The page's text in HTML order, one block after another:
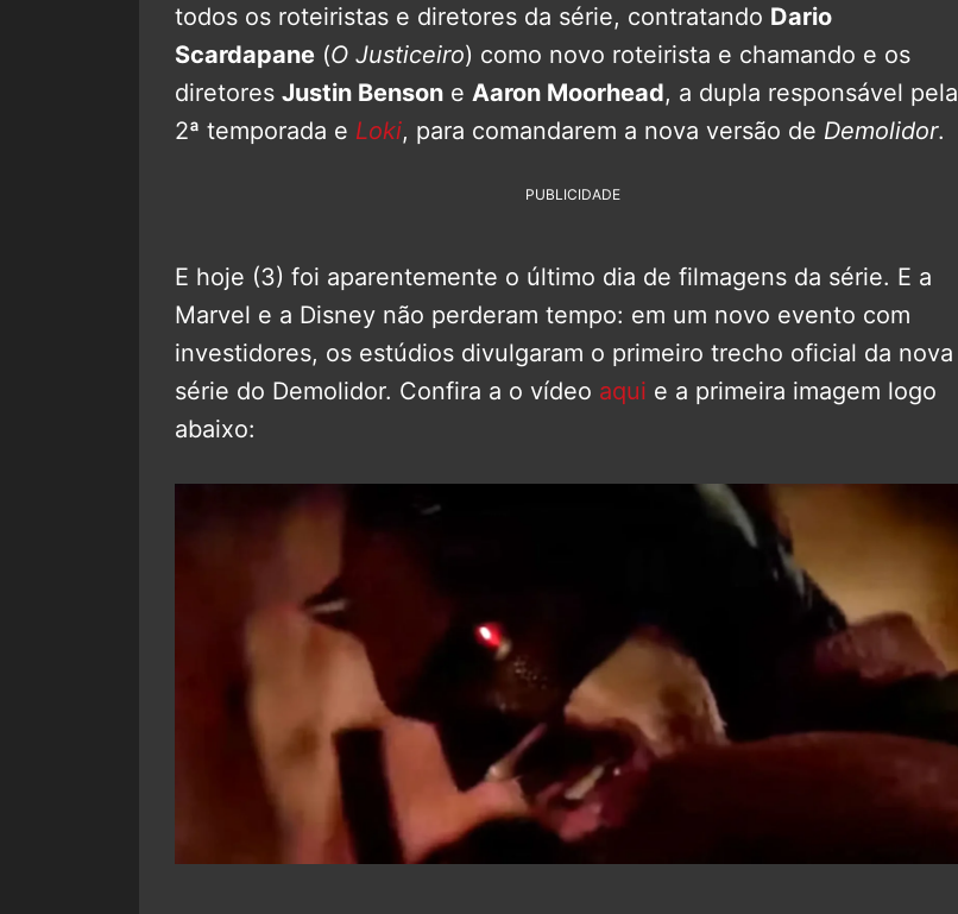
todos os roteiristas e diretores da série, contratando Dario
Scardapane (O Justiceiro) como novo roteirista e chamando e os
diretores Justin Benson e Aaron Moorhead, a dupla responsável pela
2ª temporada e Loki, para comandarem a nova versão de Demolidor.
PUBLICIDADE
E hoje (3) foi aparentemente o último dia de filmagens da série. E a
Marvel e a Disney não perderam tempo: em um novo evento com
investidores, os estúdios divulgaram o primeiro trecho oficial da nova
série do Demolidor. Confira a o vídeo aqui e a primeira imagem logo
abaixo: